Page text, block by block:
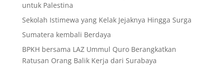
untuk Palestina
Sekolah Istimewa yang Kelak Jejaknya Hingga Surga
Sumatera kembali Berdaya
BPKH bersama LAZ Ummul Quro Berangkatkan
Ratusan Orang Balik Kerja dari Surabaya